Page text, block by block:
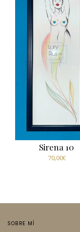
Sirena 10
70,00€
SOBRE MÍ